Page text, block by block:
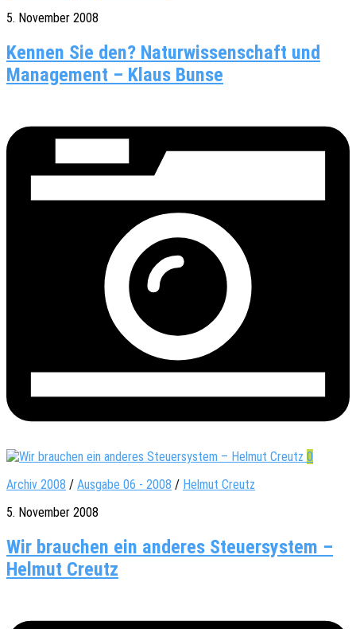
5. November 2008
Kennen Sie den? Naturwissenschaft und
Management – Klaus Bunse
0
Archiv 2008 / Ausgabe 06 - 2008 / Helmut Creutz
5. November 2008
Wir brauchen ein anderes Steuersystem –
Helmut Creutz